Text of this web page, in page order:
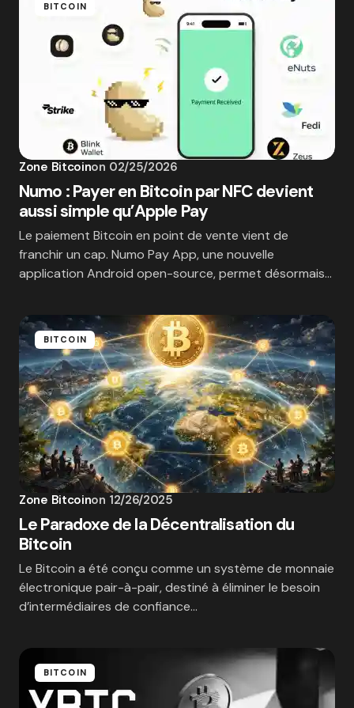
BITCOIN
Zone Bitcoinon 02/25/2026
Numo : Payer en Bitcoin par NFC devient
aussi simple qu’Apple Pay
Le paiement Bitcoin en point de vente vient de
franchir un cap. Numo Pay App, une nouvelle
application Android open-source, permet désormais…
BITCOIN
Zone Bitcoinon 12/26/2025
Le Paradoxe de la Décentralisation du
Bitcoin
Le Bitcoin a été conçu comme un système de monnaie
électronique pair-à-pair, destiné à éliminer le besoin
d’intermédiaires de confiance…
BITCOIN